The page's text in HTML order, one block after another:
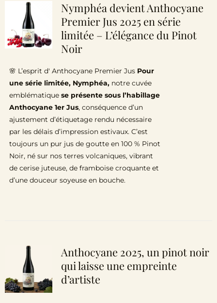
Nymphéa devient Anthocyane
Premier Jus 2025 en série
limitée – L’élégance du Pinot
Noir
🌸 L’esprit d' Anthocyane Premier Jus Pour
une série limitée, Nymphéa, notre cuvée
emblématiquese présente sous l’habillage
Anthocyane 1er Jus, conséquence d’un
ajustement d’étiquetage rendu nécessaire
par les délais d’impression estivaux. C’est
toujours un pur jus de goutte en 100 % Pinot
Noir, né sur nos terres volcaniques, vibrant
de cerise juteuse, de framboise croquante et
d’une douceur soyeuse en bouche.
Anthocyane 2025, un pinot noir
qui laisse une empreinte
d’artiste